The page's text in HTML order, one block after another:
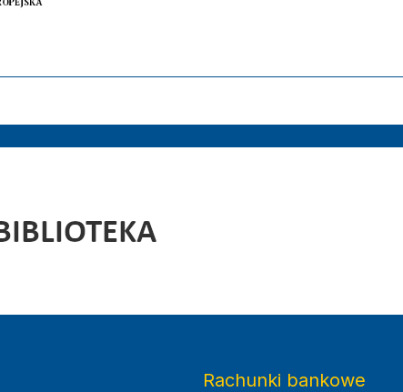
Elektroniczny Dziennik Urzędowy Województwa Małopolskiego
Rachunki bankowe